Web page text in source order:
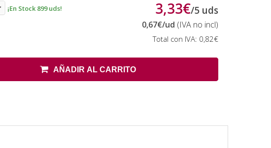
¡En Stock 899 uds! 3,33€/5 uds
0,67€/ud (IVA no incl)
Total con IVA: 0,82€
AÑADIR AL CARRITO